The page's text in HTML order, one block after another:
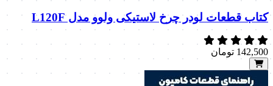
کتاب قطعات لودر چرخ لاستیکی ولوو مدل L120F
142,500 تومان